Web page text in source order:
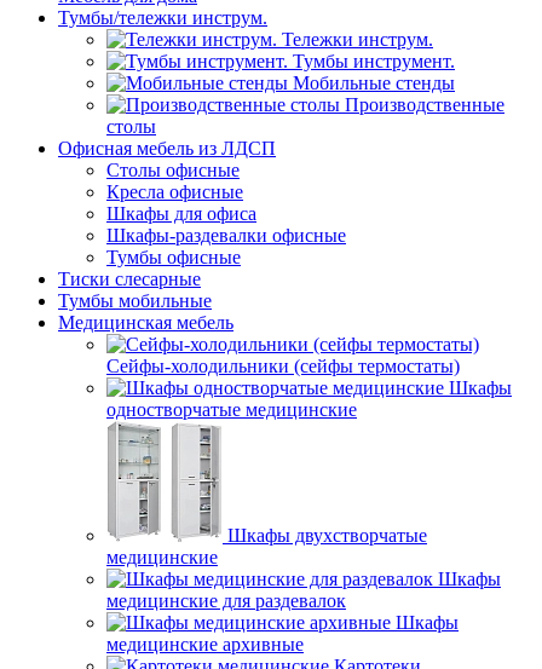
Тумбы/тележки инструм.
Тележки инструм.
Тумбы инструмент.
Мобильные стенды
Производственные
столы
Офисная мебель из ЛДСП
Столы офисные
Кресла офисные
Шкафы для офиса
Шкафы-раздевалки офисные
Тумбы офисные
Тиски слесарные
Тумбы мобильные
Медицинская мебель
Сейфы-холодильники (сейфы термостаты)
Шкафы
одностворчатые медицинские
Шкафы двухстворчатые
медицинские
Шкафы
медицинские для раздевалок
Шкафы
медицинские архивные